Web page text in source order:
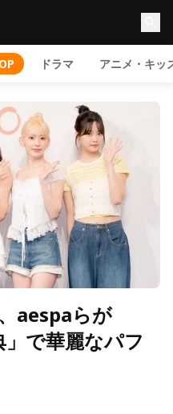
ドラマ アニメ・キッ
aespaらが
」で華麗なパフ